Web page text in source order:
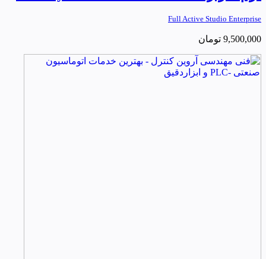
Full Active Studio Enterprise
9,500,000 تومان